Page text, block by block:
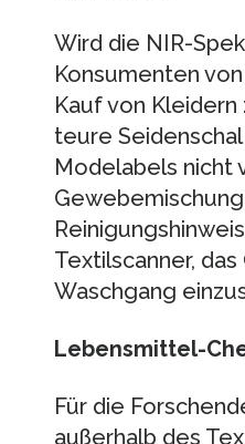
Wird die NIR-
Konsumenten
Kauf von
teure
Modelabels nicht
Textilscanner,
Waschgang
Lebensmittel-
Für die
außerhalb des